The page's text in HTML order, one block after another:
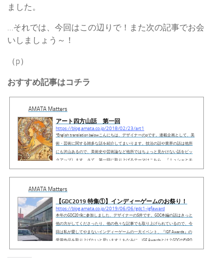
ました。
…それでは、今回はこの辺りで！また次の記事でお会
いしましょう～！
（p）
おすすめ記事はコチラ
AMATA Matters
アート四方山話 第一回
https://blog.amata.co.jp/2018/02/23/art1
*English translation belowこんにちは、デザイナーのpです。連載企画として、美
術・芸術に関する雑多な話を紹介してまいります。技法の話や業界の話は他所
にも沢山あるので、美術史や芸術論など他所ではちょっと見かけない話をピッ
クアップします。さて、第一回に取り上げるテーマはこちら。『ミュシャとモ
リス』はい。ミュシャと言えばもう「皆様ご存知！！」って感じですね。ゲー
ムやアニメの界隈においても、とりわけリスペクトされている画家として有名
き...
AMATA Matters
【GDC2019 特集①】インディーゲームのお祭り！
https://blog.amata.co.jp/2019/06/06/gdc1-igfaward
本年のGDC2019に参加しました、デザイナーのS井です。GDC本編の話はきっと
他の方がしてくださったり、他の色々な記事でも取り上げられているので、今
回は私が愛してやまないインディーゲームの一大イベント、『IGF Awards』の
受賞作品を取り上げたいと思います！ちなみに、IGF Awardsとは？GDCのEXPO
会場で出展・表彰されるインディーゲーム賞です。会期中の花形イベントのひ